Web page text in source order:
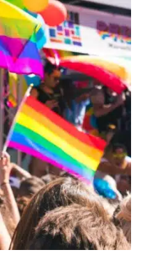
et publications
Nous contacter